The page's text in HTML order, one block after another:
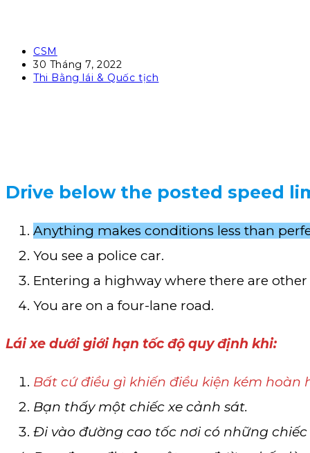
Post
author:
CSM
Post
published:
30 Tháng 7, 2022
Post
Thi Bằng lái & Quốc tịch
Drive below the posted speed
Anything makes conditions less than
You see a police car.
Entering a highway where there are other
You are on a four-lane road.
Lái xe dưới giới hạn tốc độ quy định khi:
Bất cứ điều gì khiến điều kiện kém hoàn
Bạn thấy một chiếc xe cảnh sát.
Đi vào đường cao tốc nơi có những chiếc